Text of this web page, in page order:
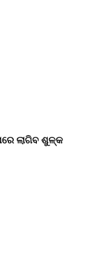
ଲାଗିବ ଶୁଳ୍କ